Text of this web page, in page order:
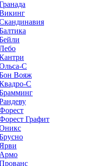
С
Вояж
С
Графит